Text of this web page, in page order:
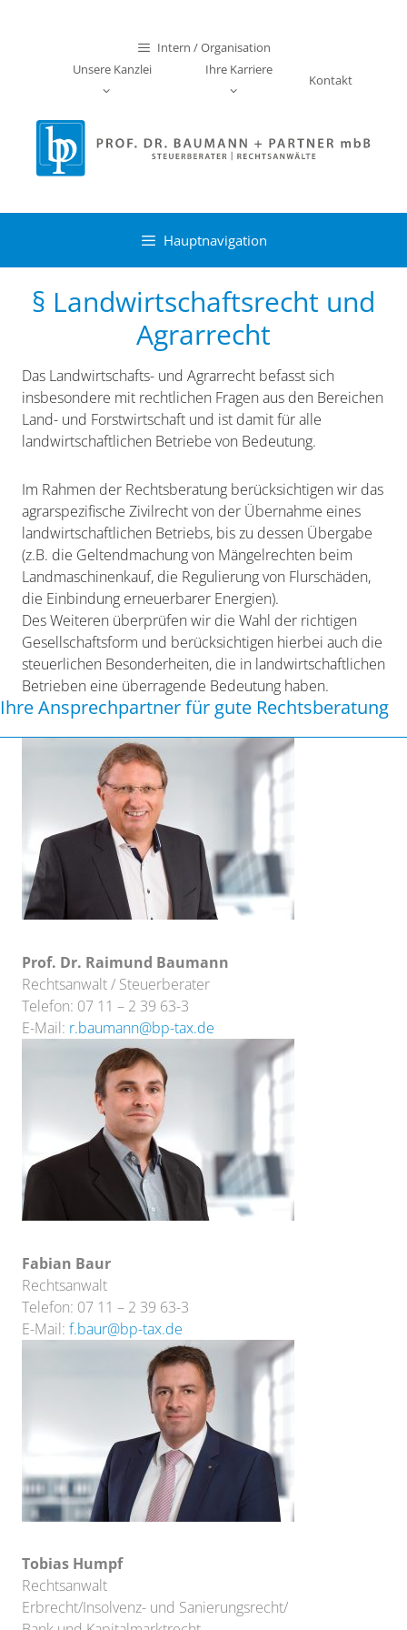
Intern / Organisation
Unsere Kanzlei
Ihre Karriere
Kontakt
Hauptnavigation
§ Landwirtschaftsrecht und
Agrarrecht
Das Landwirtschafts- und Agrarrecht befasst sich
insbesondere mit rechtlichen Fragen aus den Bereichen
Land- und Forstwirtschaft und ist damit für alle
landwirtschaftlichen Betriebe von Bedeutung.
Im Rahmen der Rechtsberatung berücksichtigen wir das
agrarspezifische Zivilrecht von der Übernahme eines
landwirtschaftlichen Betriebs, bis zu dessen Übergabe
(z.B. die Geltendmachung von Mängelrechten beim
Landmaschinenkauf, die Regulierung von Flurschäden,
die Einbindung erneuerbarer Energien).
Des Weiteren überprüfen wir die Wahl der richtigen
Gesellschaftsform und berücksichtigen hierbei auch die
steuerlichen Besonderheiten, die in landwirtschaftlichen
Betrieben eine überragende Bedeutung haben.
Ihre Ansprechpartner für gute Rechtsberatung
Prof. Dr. Raimund Baumann
Rechtsanwalt / Steuerberater
Telefon: 07 11 – 2 39 63-3
E-Mail: r.baumann@bp-tax.de
Fabian Baur
Rechtsanwalt
Telefon: 07 11 – 2 39 63-3
E-Mail: f.baur@bp-tax.de
Tobias Humpf
Rechtsanwalt
Erbrecht/Insolvenz- und Sanierungsrecht/